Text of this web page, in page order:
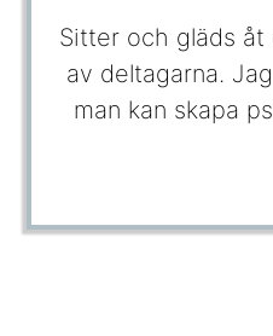
Sitter och gläds
av deltagarna.
man kan skapa